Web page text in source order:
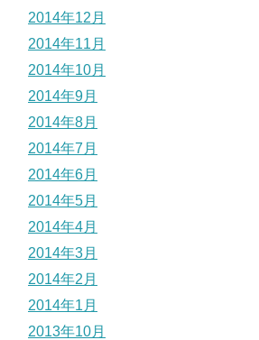
2014年12月
2014年11月
2014年10月
2014年9月
2014年8月
2014年7月
2014年6月
2014年5月
2014年4月
2014年3月
2014年2月
2014年1月
2013年10月